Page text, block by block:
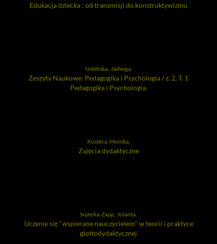
Edukacja dziecka : od transmisji do konstruktywizmu
Izdebska, Jadwiga.
Zeszyty Naukowe: Pedagogika i Psychologia / z. 2, T. 1
Pedagogika i Psychologia.
Kostera, Monika.
Zajęcia dydaktyczne
Sujecka-Zając, Jolanta.
Uczenie się "wspierane nauczycielem" w teorii i praktyce
glottodydaktycznej